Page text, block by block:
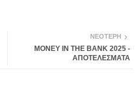
ΝΕΌΤΕΡΗ
MONEY IN THE BANK 2025 -
ΑΠΟΤΕΛΕΣΜΑΤΑ